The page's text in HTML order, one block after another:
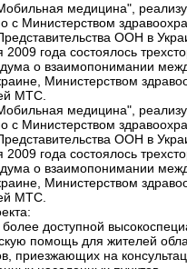
медицина",
с Министерством
ООН в
2009 года состоялось
о взаимопонимании
Министерством
МТС.
медицина",
с Министерством
ООН в
2009 года состоялось
о взаимопонимании
Министерством
МТС.
доступной
помощь для жителей
приезжающих на